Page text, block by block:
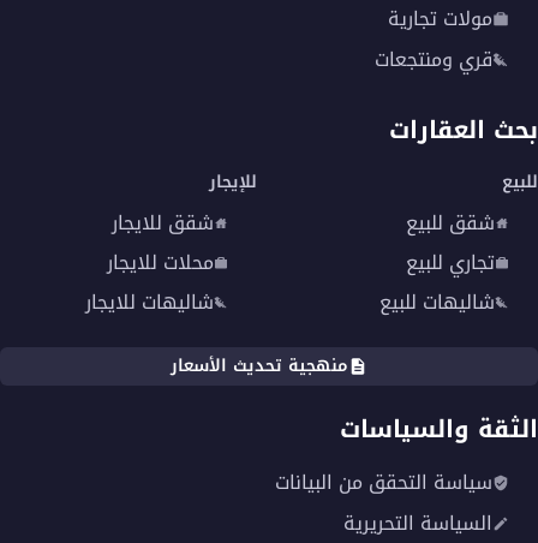
مولات تجارية
قري ومنتجعات
بحث العقارات
للبيع
شقق للبيع
تجاري للبيع
شاليهات للبيع
للإيجار
شقق للايجار
محلات للايجار
شاليهات للايجار
منهجية تحديث الأسعار
الثقة والسياسات
سياسة التحقق من البيانات
السياسة التحريرية